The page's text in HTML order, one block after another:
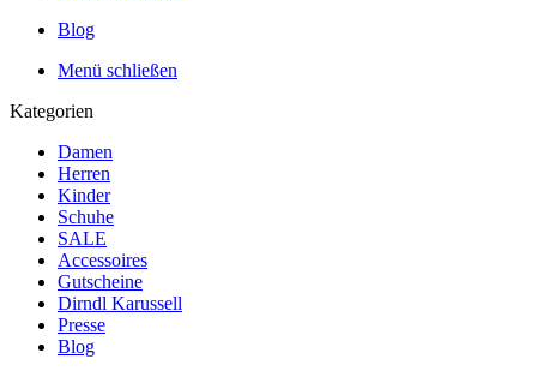
Blog
Menü schließen
Kategorien
Damen
Herren
Kinder
Schuhe
SALE
Accessoires
Gutscheine
Dirndl Karussell
Presse
Blog